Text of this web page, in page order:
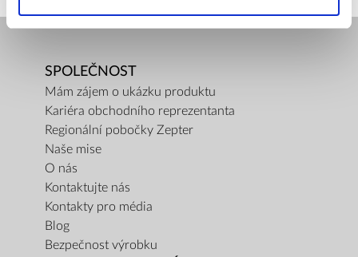
SPOLEČNOST
Mám zájem o ukázku produktu
Kariéra obchodního reprezentanta
Regionální pobočky Zepter
Naše mise
O nás
Kontaktujte nás
Kontakty pro média
Blog
Bezpečnost výrobku